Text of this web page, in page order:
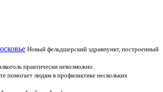
Новый фельдшерский здравпункт, построенный
практически невозможно.
помогает людям в профилактике нескольких